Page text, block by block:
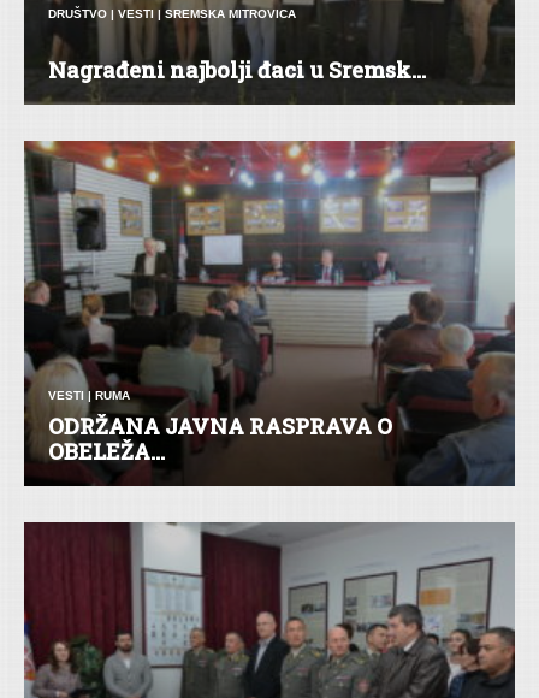
DRUŠTVO | VESTI | SREMSKA MITROVICA
Nagrađeni najbolji đaci u Sremsk...
VESTI | RUMA
ODRŽANA JAVNA RASPRAVA O
OBELEŽA...